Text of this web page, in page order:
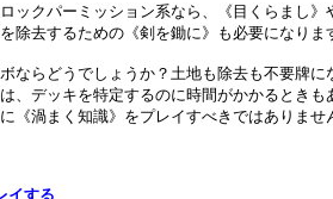
ックパーミッション系なら、《目くらまし
除去するための《剣を鋤に》も必要になりま
ならどうでしょうか？土地も除去も不要牌に
、デッキを特定するのに時間がかかるとき
《渦まく知識》をプレイすべきではありませ
イする